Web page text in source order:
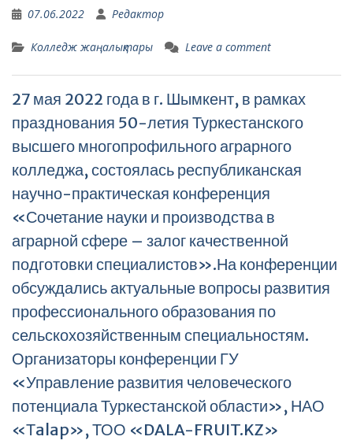
07.06.2022 Редактор
Колледж жаңалықтары Leave a comment
27 мая 2022 года в г. Шымкент, в рамках
празднования 50-летия Туркестанского
высшего многопрофильного аграрного
колледжа, состоялась республиканская
научно-практическая конференция
«Сочетание науки и производства в
аграрной сфере – залог качественной
подготовки специалистов».На конференции
обсуждались актуальные вопросы развития
профессионального образования по
сельскохозяйственным специальностям.
Организаторы конференции ГУ
«Управление развития человеческого
потенциала Туркестанской области», НАО
«Тalap», ТОО «DALA-FRUIT.KZ»